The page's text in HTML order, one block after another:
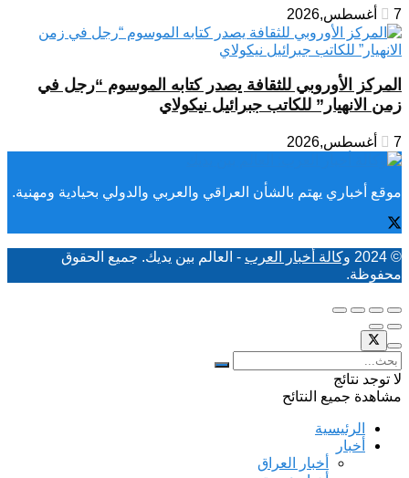
7 أغسطس,2026
المركز الأوروبي للثقافة يصدر كتابه الموسوم “رجل في
زمن الانهيار” للكاتب جبرائيل نيكولاي
7 أغسطس,2026
موقع أخباري يهتم بالشأن العراقي والعربي والدولي بحيادية ومهنية.
© 2024 وكالة أخبار العرب - العالم بين يديك. جميع الحقوق
محفوظة.
لا توجد نتائج
مشاهدة جميع النتائح
الرئيسية
أخبار
أخبار العراق